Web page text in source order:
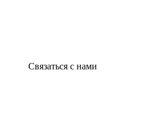
Связаться с нами